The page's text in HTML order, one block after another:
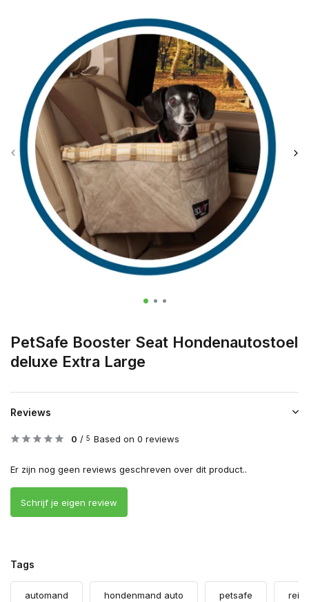
PetSafe Booster Seat Hondenautostoel
deluxe Extra Large
Reviews
0 / 5 Based on 0 reviews
Er zijn nog geen reviews geschreven over dit product..
Schrijf je eigen review
Tags
automand hondenmand auto petsafe